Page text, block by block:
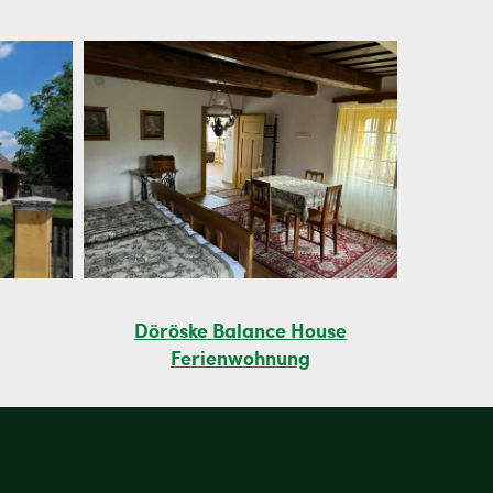
Döröske Balance House
Ferienwohnung